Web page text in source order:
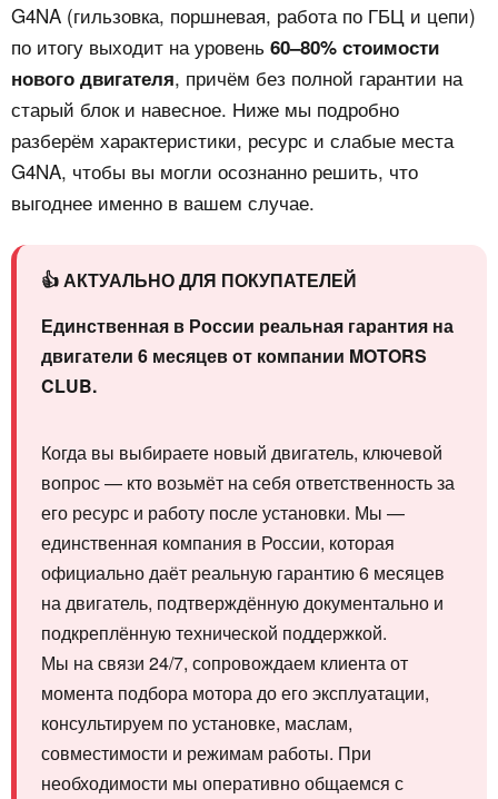
G4NA (гильзовка, поршневая, работа по ГБЦ и цепи)
по итогу выходит на уровень 60–80% стоимости
нового двигателя, причём без полной гарантии на
старый блок и навесное. Ниже мы подробно
разберём характеристики, ресурс и слабые места
G4NA, чтобы вы могли осознанно решить, что
выгоднее именно в вашем случае.
👍 АКТУАЛЬНО ДЛЯ ПОКУПАТЕЛЕЙ
Единственная в России реальная гарантия на
двигатели 6 месяцев от компании MOTORS
CLUB.
Когда вы выбираете новый двигатель, ключевой
вопрос — кто возьмёт на себя ответственность за
его ресурс и работу после установки. Мы —
единственная компания в России, которая
официально даёт реальную гарантию 6 месяцев
на двигатель, подтверждённую документально и
подкреплённую технической поддержкой.
Мы на связи 24/7, сопровождаем клиента от
момента подбора мотора до его эксплуатации,
консультируем по установке, маслам,
совместимости и режимам работы. При
необходимости мы оперативно общаемся с